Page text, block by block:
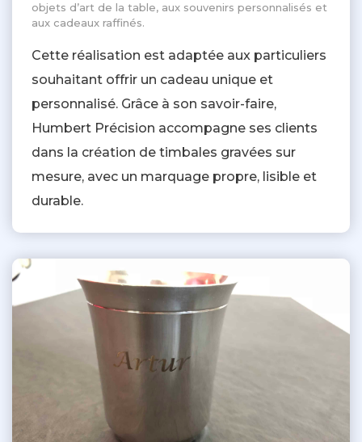
objets d’art de la table, aux souvenirs personnalisés et
aux cadeaux raffinés.
Cette réalisation est adaptée aux particuliers
souhaitant offrir un cadeau unique et
personnalisé. Grâce à son savoir-faire,
Humbert Précision accompagne ses clients
dans la création de timbales gravées sur
mesure, avec un marquage propre, lisible et
durable.